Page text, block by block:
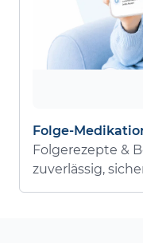
Folge-
Folgerezepte &
zuverlässig,